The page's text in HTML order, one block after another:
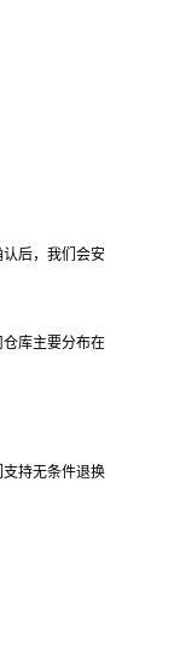
后，我们会安
库主要分布在
持无条件退换